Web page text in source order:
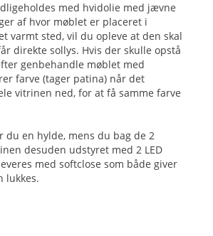
med hvidolie med jævne
af hvor møblet er placeret i
varmt sted, vil du opleve at den skal
direkte sollys. Hvis der skulle opstå
genbehandle møblet med
farve (tager patina) når det
vitrinen ned, for at få samme farve
en hylde, mens du bag de 2
desuden udstyret med 2 LED
med softclose som både giver
lukkes.